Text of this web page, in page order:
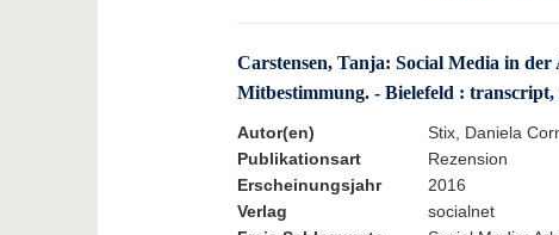
Carstensen, Tanja: Social Media in
Mitbestimmung. - Bielefeld : transcript,
Autor(en)
Stix, Daniela
Publikationsart
Rezension
Erscheinungsjahr
2016
Verlag
socialnet